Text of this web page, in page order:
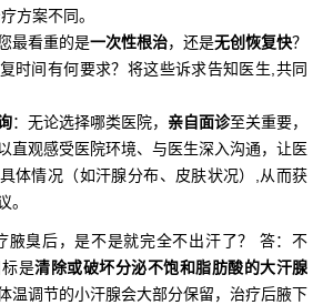
方案不同。
最看重的是一次性根治，还是无创恢复快？
时间有何要求？将这些诉求告知医生,共同
：无论选择哪类医院， 亲自面诊至关重要，
直观感受医院环境、与医生深入沟通，让医
体情况（如汗腺分布、皮肤状况）,从而获
。
腋臭后，是不是就完全不出汗了？ 答：不
是清除或破坏分泌不饱和脂肪酸的大汗腺
温调节的小汗腺会大部分保留，治疗后腋下